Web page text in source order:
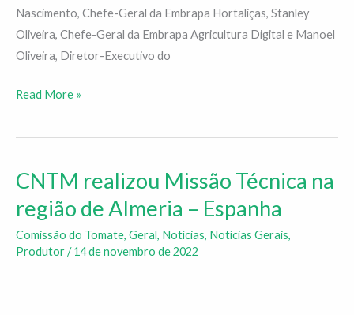
Nascimento, Chefe-Geral da Embrapa Hortaliças, Stanley
Oliveira, Chefe-Geral da Embrapa Agricultura Digital e Manoel
Oliveira, Diretor-Executivo do
Read More »
CNTM realizou Missão Técnica na
região de Almeria – Espanha
Comissão do Tomate, Geral, Notícias, Notícias Gerais,
Produtor/14 de novembro de 2022
CNTM
realizou
Missão
Técnica